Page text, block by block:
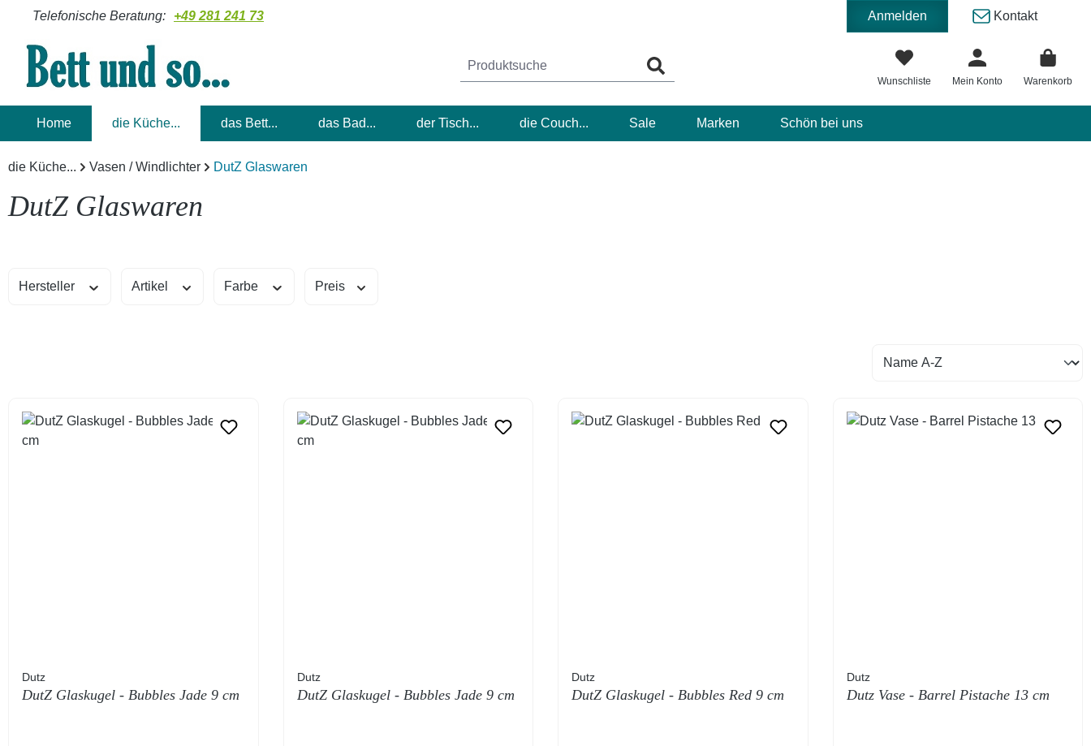
Hauptinhalt springen
Zur Suche springen
Zur Hauptnavigation springen
Telefonische Beratung: +49 281 241 73 Anmelden Kontakt
Wunschliste Mein Konto Warenkorb
Home die Küche... das Bett... das Bad... der Tisch... die Couch... Sale Marken Schön bei uns
die Küche... Vasen / Windlichter DutZ Glaswaren
DutZ Glaswaren
Hersteller Artikel Farbe Preis
Dutz
DutZ Glaskugel - Bubbles Jade 9 cm
Dutz
DutZ Glaskugel - Bubbles Jade 9 cm
Dutz
DutZ Glaskugel - Bubbles Red 9 cm
Dutz
Dutz Vase - Barrel Pistache 13 cm